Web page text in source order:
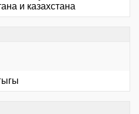
и казахстана